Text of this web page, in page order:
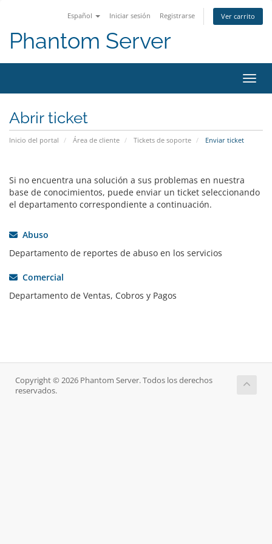
Español Iniciar sesión Registrarse Ver carrito
Phantom Server
Abrir ticket
Inicio del portal Área de cliente Tickets de soporte Enviar ticket
Si no encuentra una solución a sus problemas en nuestra
base de conocimientos, puede enviar un ticket seleccionando
el departamento correspondiente a continuación.
Abuso
Departamento de reportes de abuso en los servicios
Comercial
Departamento de Ventas, Cobros y Pagos
Copyright © 2026 Phantom Server. Todos los derechos
reservados.